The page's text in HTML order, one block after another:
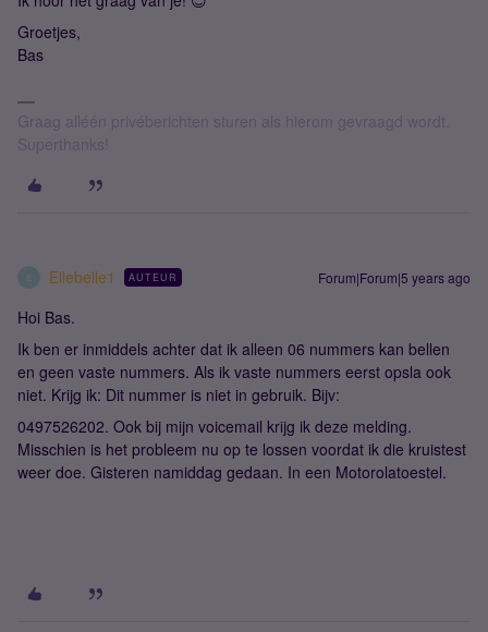
Groetjes,
Bas
Graag alléén privéberichten sturen als hierom gevraagd wordt.
Superthanks!
Ellebelle1 AUTEUR Forum|Forum|5 years ago
Hoi Bas.
Ik ben er inmiddels achter dat ik alleen 06 nummers kan bellen
en geen vaste nummers. Als ik vaste nummers eerst opsla ook
niet. Krijg ik: Dit nummer is niet in gebruik. Bijv:
0497526202. Ook bij mijn voicemail krijg ik deze melding.
Misschien is het probleem nu op te lossen voordat ik die kruistest
weer doe. Gisteren namiddag gedaan. In een Motorolatoestel.